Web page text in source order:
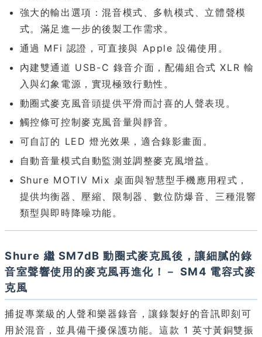
強大的輸出選項：混音模式、多軌模式、立體聲模
式。滿足進一步的後製工作需求。
通過 MFi 認證，可直接與 Apple 設備使用。
內建雙通道 USB-C 錄音介面，配備組合式 XLR 輸
入與幻象電源，實現極致行動性。
動圈式麥克風音頭提供平滑而討喜的人聲表現。
觸控條可控制麥克風音量與靜音。
可自訂的 LED 燈光效果，適合錄影畫面。
自動音量模式自動監測並調整麥克風增益。
Shure MOTIV Mix 桌面與智慧型手機應用程式，
提供均衡器、壓縮、限制器、數位防爆音、三種混響
類型與即時降噪功能。
Shure 繼 SM7dB 動圈式麥克風後，讓細膩的錄
音室聲響使用的麥克風再進化！－ SM4 電容式麥
克風
捕捉專業級的人聲和樂器錄音，讓錄製好的音訊即刻可
用於混音，並具備干擾保護功能。這款 1 英寸黃銅雙振